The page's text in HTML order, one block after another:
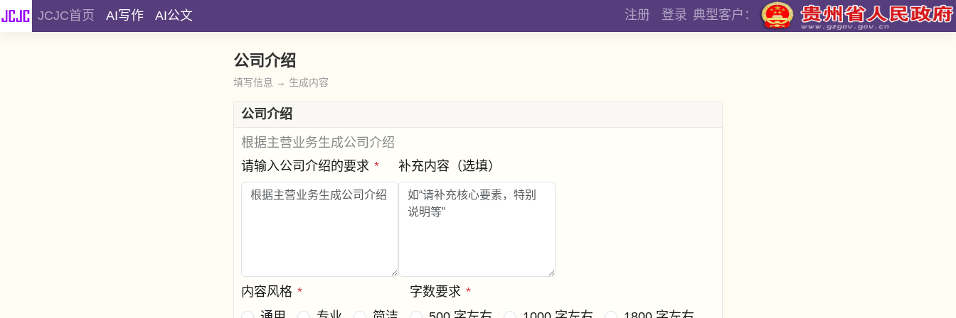
JCJC首页 AI写作 AI公文 注册 登录 典型客户：
公司介绍
填写信息 → 生成内容
公司介绍
根据主营业务生成公司介绍
请输入公司介绍的要求 * 补充内容（选填）
内容风格 *
字数要求 *